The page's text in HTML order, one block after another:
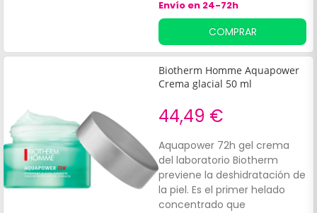
Envío en 24-72h
COMPRAR
Biotherm Homme Aquapower
Crema glacial 50 ml
44,49 €
Aquapower 72h gel crema
del laboratorio Biotherm
previene la deshidratación de
la piel. Es el primer helado
concentrado que